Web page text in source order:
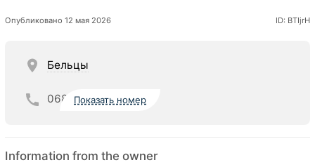
Опубликовано 12 мая 2026 ID: BTIjrH
Бельцы
068 Показать номер
Information from the owner